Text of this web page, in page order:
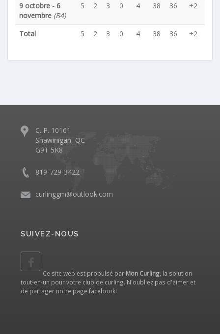
9 octobre - 6
novembre (B4)
5 2 3 0 4 38 36 +2
Total 5 2 3 0 4 38 36 +2
C. P. 10161
Shawinigan, QC
G9T 5K8
819-729-3422
curlinggm@outlook.com
SUIVEZ-NOUS
Ce site web est propulsé par Mon Curling , la solution
tout-en-un pour votre club de curling. N'oubliez pas d'aimer et
de partager notre page facebook!